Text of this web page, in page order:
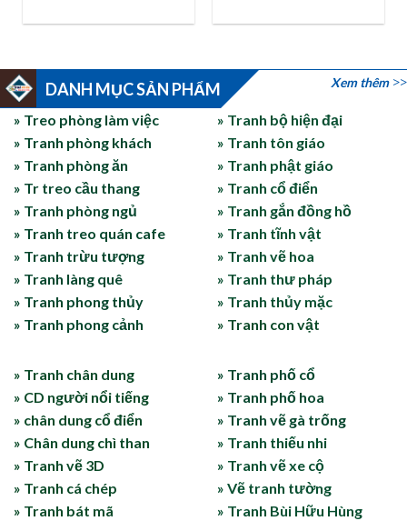
DANH MỤC SẢN PHẨM Xem thêm
» Treo phòng làm việc
» Tranh phòng khách
» Tranh phòng ăn
» Tr treo cầu thang
» Tranh phòng ngủ
» Tranh treo quán cafe
» Tranh trừu tượng
» Tranh làng quê
» Tranh phong thủy
» Tranh phong cảnh
» Tranh bộ hiện đại
» Tranh tôn giáo
» Tranh phật giáo
» Tranh cổ điển
» Tranh gắn đồng hồ
» Tranh tĩnh vật
» Tranh vẽ hoa
» Tranh thư pháp
» Tranh thủy mặc
» Tranh con vật
» Tranh chân dung
» CD người nổi tiếng
» chân dung cổ điển
» Chân dung chì than
» Tranh vẽ 3D
» Tranh cá chép
» Tranh bát mã
» Tranh phố cổ
» Tranh phố hoa
» Tranh vẽ gà trống
» Tranh thiếu nhi
» Tranh vẽ xe cộ
» Vẽ tranh tường
» Tranh Bùi Hữu Hùng